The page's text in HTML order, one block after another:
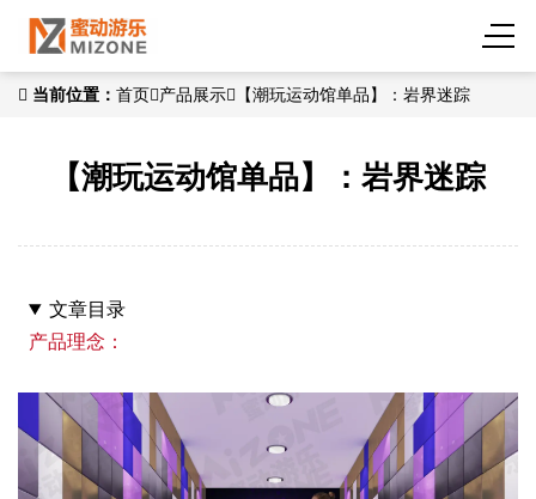
当前位置： 首页 产品展示 【潮玩运动馆单品】：岩界迷踪
【潮玩运动馆单品】：岩界迷踪
文章目录
产品理念：